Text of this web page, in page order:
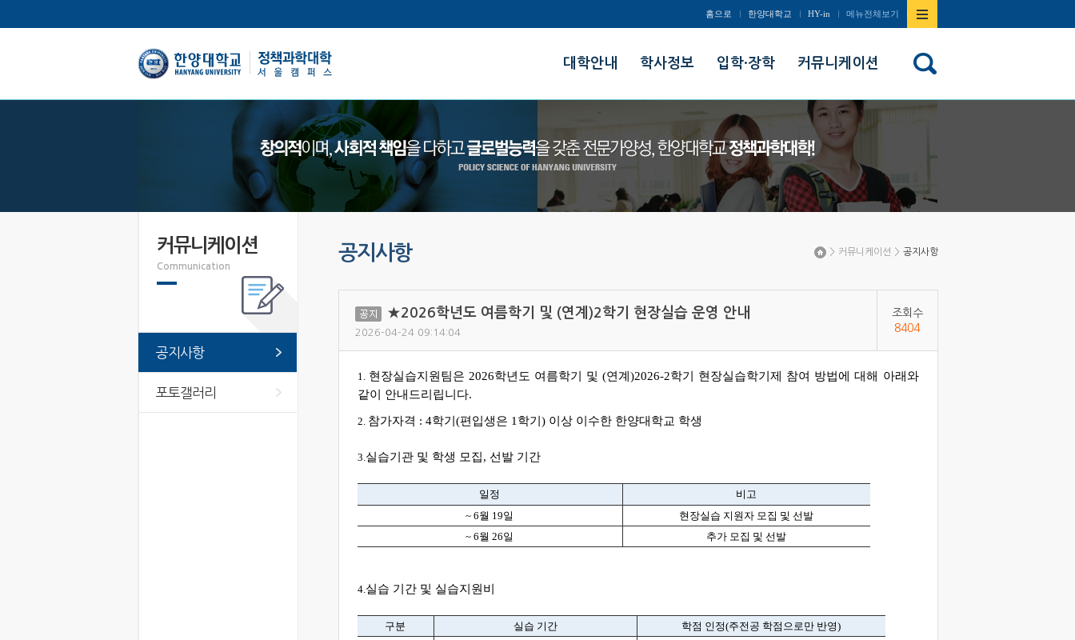
홈으로 한양대학교 HY-in 메뉴전체보기
대학안내 학사정보 입학·장학 커뮤니케이션
> 커뮤니케이션 > 공지사항
커뮤니케이션
Communication
공지사항
포토갤러리
공지사항
공지 ★2026학년도 여름학기 및 (연계)2학기 현장실습 운영 안내
2026-04-24 09:14:04
조회수
8404
1. 현장실습지원팀은 2026학년도 여름학기 및 (연계)2026-2학기 현장실습학기제 참여 방법에 대해 아래와
같이 안내드리립니다.
2. 참가자격 : 4학기(편입생은 1학기) 이상 이수한 한양대학교 학생
3.실습기관 및 학생 모집, 선발 기간
일정
비고
~ 6월 19일
현장실습 지원자 모집 및 선발
~ 6월 26일
추가 모집 및 선발
4.실습 기간 및 실습지원비
구분 실습 기간
학점 인정(주전공 학점으로만 반영)